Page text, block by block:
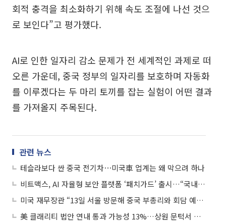
회적 충격을 최소화하기 위해 속도 조절에 나선 것으
로 보인다”고 평가했다.
AI로 인한 일자리 감소 문제가 전 세계적인 과제로 떠
오른 가운데, 중국 정부의 일자리를 보호하며 자동화
를 이루겠다는 두 마리 토끼를 잡는 실험이 어떤 결과
를 가져올지 주목된다.
관련 뉴스
테슬라보다 싼 중국 전기차⋯미국車 업계는 왜 막으려 하나
비트맥스, AI 자율형 보안 플랫폼 ‘패치가드’ 출시…“국내 주요 웹사이트 93% 해킹 취약점”
미국 재무장관 “13일 서울 방문해 중국 부총리와 회담 예정”
美 클래리티 법안 연내 통과 가능성 13%…상원 문턱서 제동